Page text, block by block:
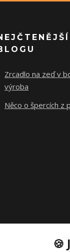
Zrcadlo na zeď v
výroba
Něco o špercích z
🍪